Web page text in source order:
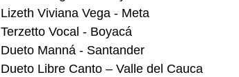
Lizeth Viviana Vega - Meta
Terzetto Vocal - Boyacá
Dueto Manná - Santander
Dueto Libre Canto – Valle del Cauca